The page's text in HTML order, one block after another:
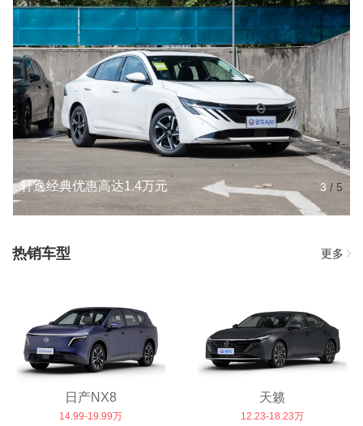
轩逸经典优惠高达1.4万元 3 / 5
热销车型 更多
日产NX8
14.99-19.99万
天籁
12.23-18.23万